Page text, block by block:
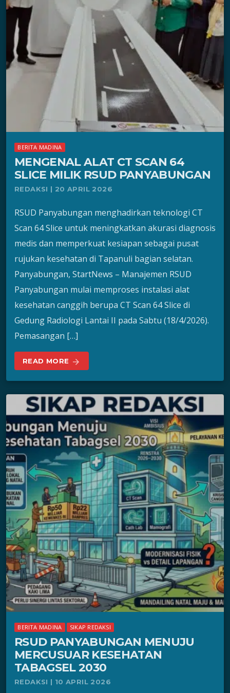
BERITA MADINA
MENGENAL ALAT CT SCAN 64
SLICE MILIK RSUD PANYABUNGAN
REDAKSI | 20 APRIL 2026
RSUD Panyabungan menghadirkan teknologi CT
Scan 64 Slice untuk meningkatkan akurasi diagnosis
medis dan memperkuat kesiapan sebagai pusat
rujukan kesehatan di Tapanuli bagian selatan.
Panyabungan, StartNews – Manajemen RSUD
Panyabungan mulai memproses instalasi alat
kesehatan canggih berupa CT Scan 64 Slice di
Gedung Radiologi Lantai II pada Sabtu (18/4/2026).
Pemasangan […]
READ MORE arrow_forward
BERITA MADINA SIKAP REDAKSI
RSUD PANYABUNGAN MENUJU
MERCUSUAR KESEHATAN
TABAGSEL 2030
REDAKSI | 10 APRIL 2026